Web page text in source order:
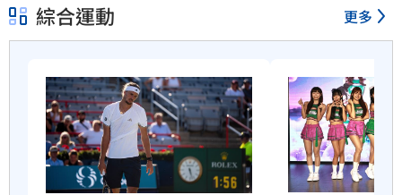
綜合運動 更多